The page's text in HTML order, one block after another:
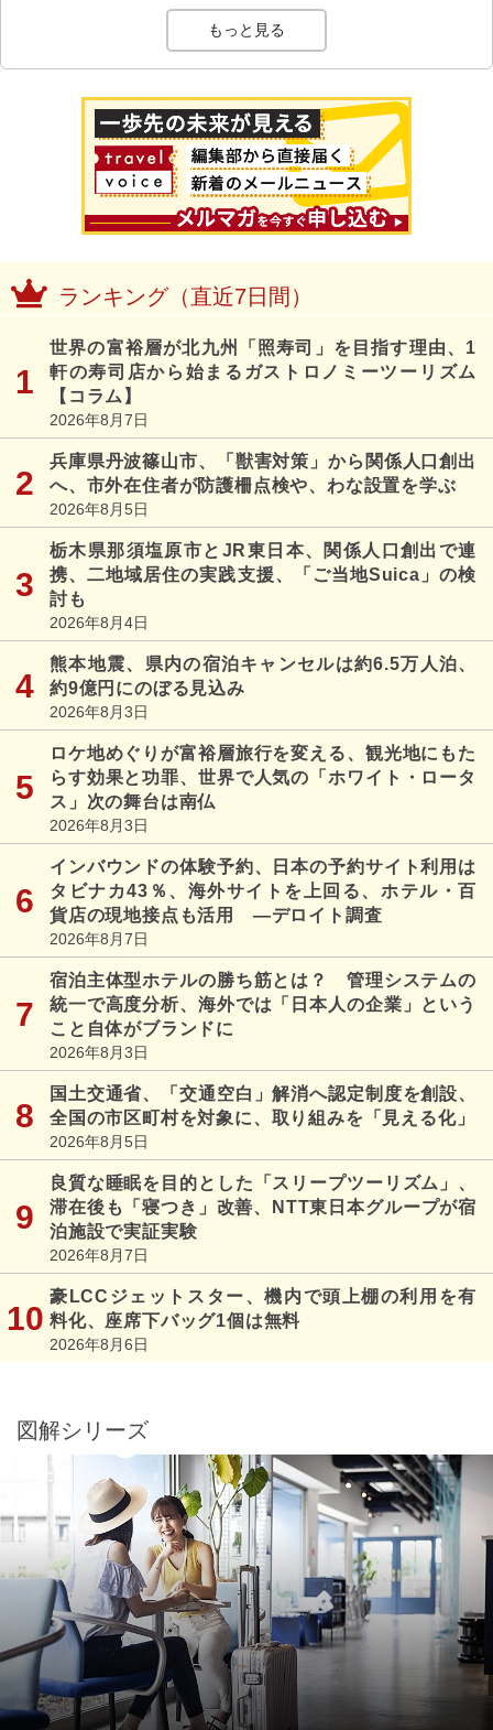
もっと見る
ランキング（直近7日間）
世界の富裕層が北九州「照寿司」を目指す理由、1
軒の寿司店から始まるガストロノミーツーリズム
【コラム】
2026年8月7日
兵庫県丹波篠山市、「獣害対策」から関係人口創出
へ、市外在住者が防護柵点検や、わな設置を学ぶ
2026年8月5日
栃木県那須塩原市とJR東日本、関係人口創出で連
携、二地域居住の実践支援、「ご当地Suica」の検
討も
2026年8月4日
熊本地震、県内の宿泊キャンセルは約6.5万人泊、
約9億円にのぼる見込み
2026年8月3日
ロケ地めぐりが富裕層旅行を変える、観光地にもた
らす効果と功罪、世界で人気の「ホワイト・ロータ
ス」次の舞台は南仏
2026年8月3日
インバウンドの体験予約、日本の予約サイト利用は
タビナカ43％、海外サイトを上回る、ホテル・百
貨店の現地接点も活用 ―デロイト調査
2026年8月7日
宿泊主体型ホテルの勝ち筋とは？ 管理システムの
統一で高度分析、海外では「日本人の企業」という
こと自体がブランドに
2026年8月3日
国土交通省、「交通空白」解消へ認定制度を創設、
全国の市区町村を対象に、取り組みを「見える化」
2026年8月5日
良質な睡眠を目的とした「スリープツーリズム」、
滞在後も「寝つき」改善、NTT東日本グループが宿
泊施設で実証実験
2026年8月7日
豪LCCジェットスター、機内で頭上棚の利用を有
料化、座席下バッグ1個は無料
2026年8月6日
図解シリーズ